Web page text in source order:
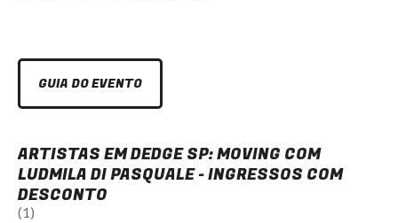
GUIA DO EVENTO
ARTISTAS EM DEDGE SP: MOVING COM
LUDMILA DI PASQUALE - INGRESSOS COM
DESCONTO
(1)